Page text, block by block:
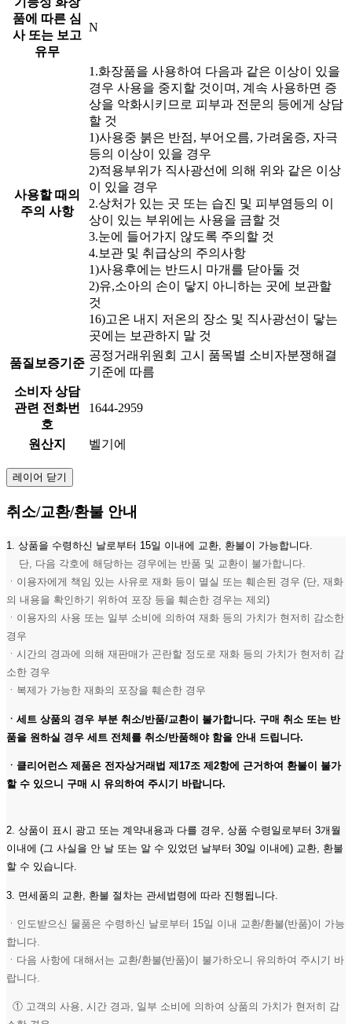
품에 따른 심
사 또는 보고
유무
N
사용할 때의
주의 사항
1.화장품을 사용하여 다음과 같은 이상이 있을
경우 사용을 중지할 것이며, 계속 사용하면 증
상을 악화시키므로 피부과 전문의 등에게 상담
할 것
1)사용중 붉은 반점, 부어오름, 가려움증, 자극
등의 이상이 있을 경우
2)적용부위가 직사광선에 의해 위와 같은 이상
이 있을 경우
2.상처가 있는 곳 또는 습진 및 피부염등의 이
상이 있는 부위에는 사용을 금할 것
3.눈에 들어가지 않도록 주의할 것
4.보관 및 취급상의 주의사항
1)사용후에는 반드시 마개를 닫아둘 것
2)유,소아의 손이 닿지 아니하는 곳에 보관할
것
16)고온 내지 저온의 장소 및 직사광선이 닿는
곳에는 보관하지 말 것
품질보증기준
공정거래위원회 고시 품목별 소비자분쟁해결
기준에 따름
소비자 상담
관련 전화번
호
1644-2959
원산지 벨기에
레이어 닫기
취소/교환/환불 안내
1. 상품을 수령하신 날로부터 15일 이내에 교환, 환불이 가능합니다.
단, 다음 각호에 해당하는 경우에는 반품 및 교환이 불가합니다.
ㆍ이용자에게 책임 있는 사유로 재화 등이 멸실 또는 훼손된 경우 (단, 재화
의 내용을 확인하기 위하여 포장 등을 훼손한 경우는 제외)
ㆍ이용자의 사용 또는 일부 소비에 의하여 재화 등의 가치가 현저히 감소한
경우
ㆍ시간의 경과에 의해 재판매가 곤란할 정도로 재화 등의 가치가 현저히 감
소한 경우
ㆍ복제가 가능한 재화의 포장을 훼손한 경우
ㆍ세트 상품의 경우 부분 취소/반품/교환이 불가합니다. 구매 취소 또는 반
품을 원하실 경우 세트 전체를 취소/반품해야 함을 안내 드립니다.
ㆍ클리어런스 제품은 전자상거래법 제17조 제2항에 근거하여 환불이 불가
할 수 있으니 구매 시 유의하여 주시기 바랍니다.
2. 상품이 표시 광고 또는 계약내용과 다를 경우, 상품 수령일로부터 3개월
이내에 (그 사실을 안 날 또는 알 수 있었던 날부터 30일 이내에) 교환, 환불
할 수 있습니다.
3. 면세품의 교환, 환불 절차는 관세법령에 따라 진행됩니다.
ㆍ인도받으신 물품은 수령하신 날로부터 15일 이내 교환/환불(반품)이 가능
합니다.
ㆍ다음 사항에 대해서는 교환/환불(반품)이 불가하오니 유의하여 주시기 바
랍니다.
① 고객의 사용, 시간 경과, 일부 소비에 의하여 상품의 가치가 현저히 감